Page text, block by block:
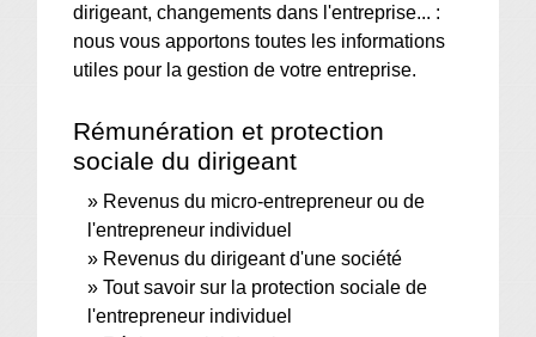
dirigeant, changements dans l'entreprise... :
nous vous apportons toutes les informations
utiles pour la gestion de votre entreprise.
Rémunération et protection
sociale du dirigeant
Revenus du micro-entrepreneur ou de
l'entrepreneur individuel
Revenus du dirigeant d'une société
Tout savoir sur la protection sociale de
l'entrepreneur individuel